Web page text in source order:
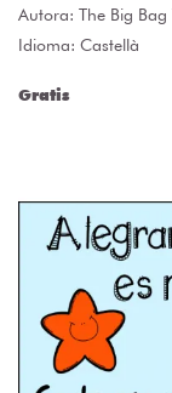
Autora: The Big Bag
Idioma: Castellà
Gratis